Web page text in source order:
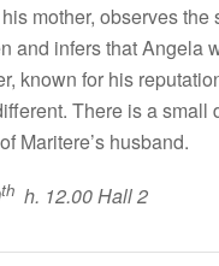
mother, observes the
and infers that Angela
known for his
There is a small
Maritere’s husband.
th h. 12.00 Hall 2